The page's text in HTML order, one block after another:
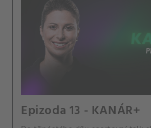
Epizoda 13 - KANÁR+